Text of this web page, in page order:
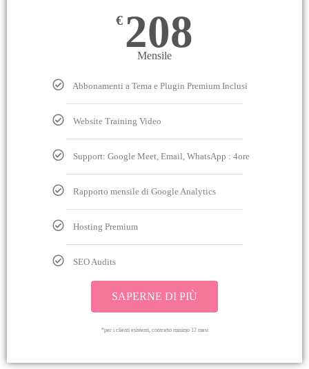
€ 208
Mensile
Abbonamenti a Tema e Plugin Premium Inclusi
Website Training Video
Support: Google Meet, Email, WhatsApp : 4ore
Rapporto mensile di Google Analytics
Hosting Premium
SEO Audits
SAPERNE DI PIÙ
*per i clienti esistenti, contratto minimo 12 mesi